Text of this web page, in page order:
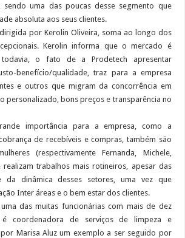
sendo uma das poucas desse segmento que
absoluta aos seus clientes.
por Kerolin Oliveira, soma ao longo dos
Kerolin informa que o mercado é
o fato de a Prodetech apresentar
benefício/qualidade, traz para a empresa
e outros que migram da concorrência em
personalizado, bons preços e transparência no
importância para a empresa, como a
de recebíveis e compras, também são
(respectivamente Fernanda, Michele,
realizam trabalhos mais rotineiros, apesar das
da dinâmica desses setores, uma vez que
Inter áreas e o bem estar dos clientes.
das muitas funcionárias com mais de dez
é coordenadora de serviços de limpeza e
Marisa Aluz um exemplo a ser seguido por